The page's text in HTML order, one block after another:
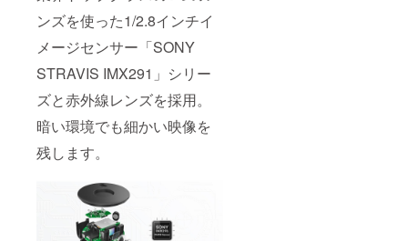
ンズを使った1/2.8インチイ
メージセンサー「SONY
STRAVIS IMX291」シリー
ズと赤外線レンズを採用。
暗い環境でも細かい映像を
残します。